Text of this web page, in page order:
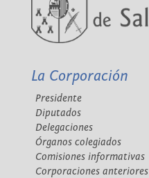
La Corporación
Presidente
Diputados
Delegaciones
Órganos colegiados
Comisiones informativas
Corporaciones anteriores